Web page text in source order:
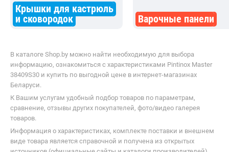
Крышки для кастрюль
и сковородок
Варочные панели
В каталоге Shop.by можно найти необходимую для выбора
информацию, ознакомиться с характеристиками Pintinox Master
38409S30 и купить по выгодной цене в интернет-магазинах
Беларуси.
К Вашим услугам удобный подбор товаров по параметрам,
сравнение, отзывы других покупателей, фото/видео галерея
товаров.
Информация о характеристиках, комплекте поставки и внешнем
виде товара является справочной и получена из открытых